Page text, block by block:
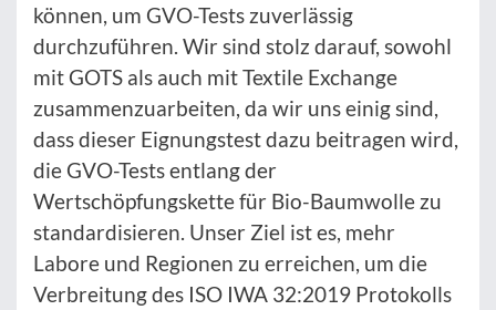
können, um GVO-Tests zuverlässig
durchzuführen. Wir sind stolz darauf, sowohl
mit GOTS als auch mit Textile Exchange
zusammenzuarbeiten, da wir uns einig sind,
dass dieser Eignungstest dazu beitragen wird,
die GVO-Tests entlang der
Wertschöpfungskette für Bio-Baumwolle zu
standardisieren. Unser Ziel ist es, mehr
Labore und Regionen zu erreichen, um die
Verbreitung des ISO IWA 32:2019 Protokolls